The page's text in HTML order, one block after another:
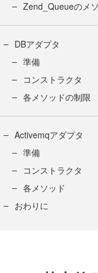
Zend_Queueのメ
DBアダプタ
準備
コンストラクタ
各メソッドの制限
Activemqアダプタ
準備
コンストラクタ
各メソッド
おわりに